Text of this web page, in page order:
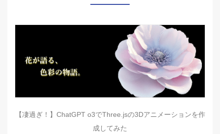
【凄過ぎ！】ChatGPT o3でThree.jsの3Dアニメーションを作
成してみた